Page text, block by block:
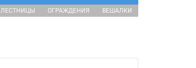
ЛЕСТНИЦЫ ОГРАЖДЕНИЯ ВЕШАЛКИ